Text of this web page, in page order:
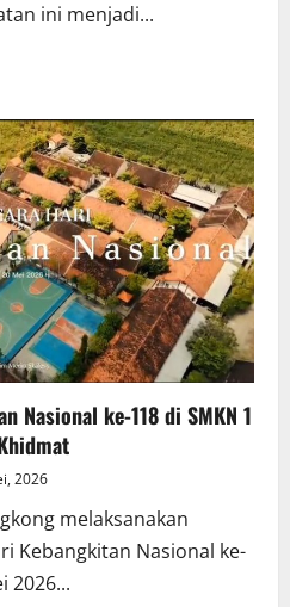
ini menjadi...
Nasional ke-118 di SMKN 1
2026
melaksanakan
Kebangkitan Nasional ke-
2026...